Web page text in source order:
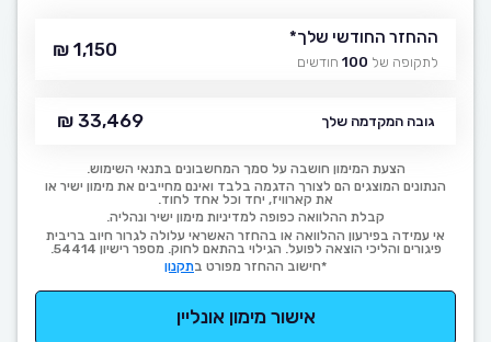
ההחזר החודשי שלך*
לתקופה של 100 חודשים
1,150 ₪
גובה המקדמה שלך 33,469 ₪
הצעת המימון חושבה על סמך המחשבונים בתנאי השימוש.
הנתונים המוצגים הם לצורך הדגמה בלבד ואינם מחייבים את מימון ישיר או
את קארוויז, יחד וכל אחד לחוד.
קבלת ההלוואה כפופה למדיניות מימון ישיר ונהליה.
אי עמידה בפירעון ההלוואה או בהחזר האשראי עלולה לגרור חיוב בריבית
פיגורים והליכי הוצאה לפועל. הגילוי בהתאם לחוק. מספר רישיון 54414.
*חישוב ההחזר מפורט בתקנון
אישור מימון אונליין